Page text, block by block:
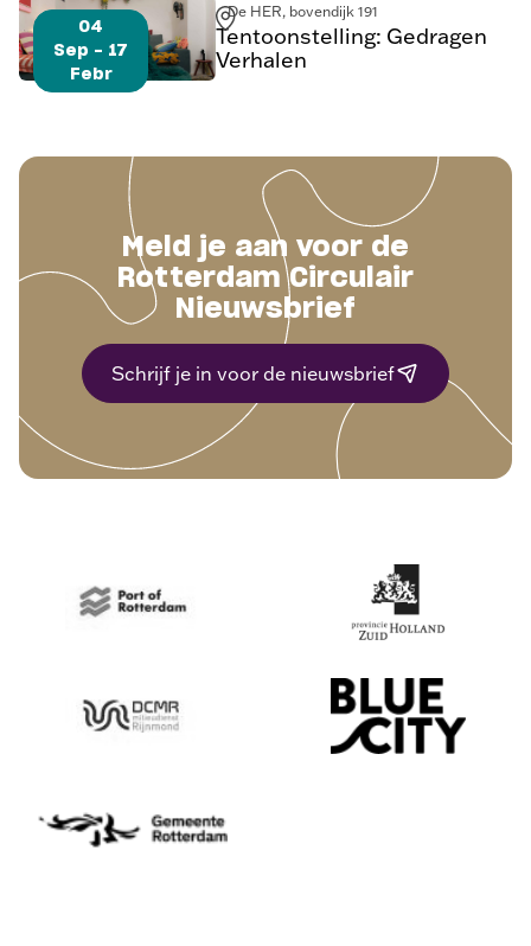
04
Sep - 17
Febr
De HER, bovendijk 191
Tentoonstelling: Gedragen
Verhalen
Meld je aan voor de
Rotterdam Circulair
Nieuwsbrief
Schrijf je in voor de nieuwsbrief